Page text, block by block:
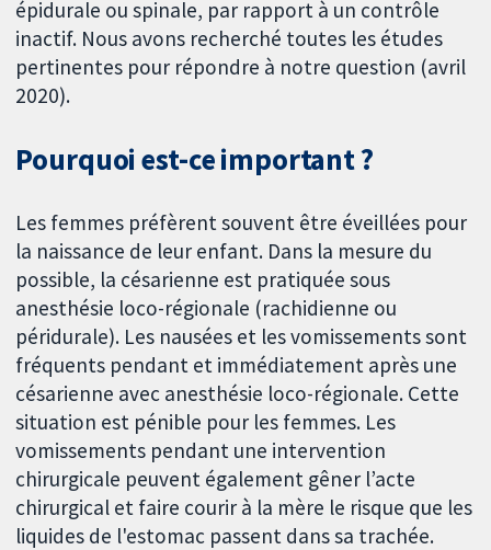
épidurale ou spinale, par rapport à un contrôle
inactif. Nous avons recherché toutes les études
pertinentes pour répondre à notre question (avril
2020).
Pourquoi est-ce important ?
Les femmes préfèrent souvent être éveillées pour
la naissance de leur enfant. Dans la mesure du
possible, la césarienne est pratiquée sous
anesthésie loco-régionale (rachidienne ou
péridurale). Les nausées et les vomissements sont
fréquents pendant et immédiatement après une
césarienne avec anesthésie loco-régionale. Cette
situation est pénible pour les femmes. Les
vomissements pendant une intervention
chirurgicale peuvent également gêner l’acte
chirurgical et faire courir à la mère le risque que les
liquides de l'estomac passent dans sa trachée.